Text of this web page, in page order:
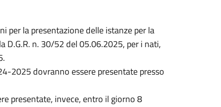
per la presentazione delle istanze per la
D.G.R. n. 30/52 del 05.06.2025, per i nati,
2025 dovranno essere presentate presso
presentate, invece, entro il giorno 8